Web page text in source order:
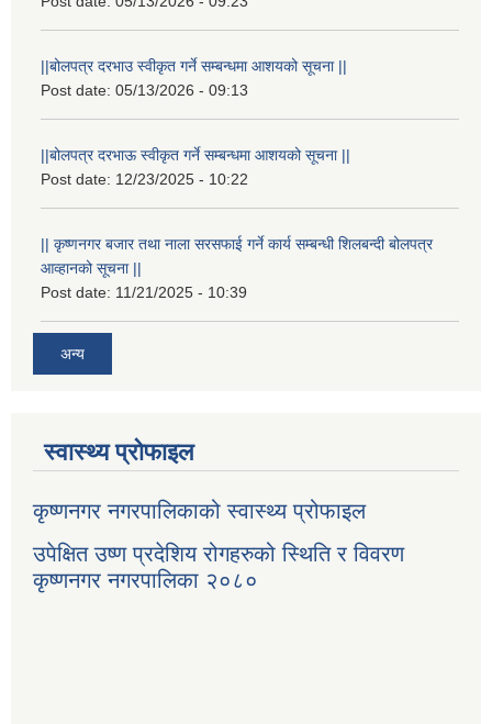
||बोलपत्र दरभाउ स्वीकृत गर्ने सम्बन्धमा आशयको सूचना ||
Post date: 05/13/2026 - 09:13
||बोलपत्र दरभाऊ स्वीकृत गर्ने सम्बन्धमा आशयको सूचना ||
Post date: 12/23/2025 - 10:22
|| कृष्णनगर बजार तथा नाला सरसफाई गर्ने कार्य सम्बन्धी शिलबन्दी बोलपत्र
आव्हानको सूचना ||
Post date: 11/21/2025 - 10:39
अन्य
स्वास्थ्य प्रोफाइल
कृष्णनगर नगरपालिकाको स्वास्थ्य प्रोफाइल
उपेक्षित उष्ण प्रदेशिय रोगहरुको स्थिति र विवरण
कृष्णनगर नगरपालिका २०८०